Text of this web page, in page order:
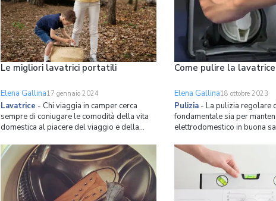
Le migliori lavatrici portatili
Elena Gallina17 gennaio 2024
Lavatrice - Chi viaggia in camper cerca
sempre di coniugare le comodità della vita
domestica al piacere del viaggio e della
appoggiare alle innumerevoli aree
attrezzate e campeggi disseminati per la
penisola e per tutta Europa. Non sempre
però le aree attrezzate o i
Come pulire la lavatrice
Elena Gallina18 ottobre 2023
Pulizia - La pulizia regolare
fondamentale sia per
elettrodomestico in buona
di un cattivo funzionamento
Vediamo allora in questa